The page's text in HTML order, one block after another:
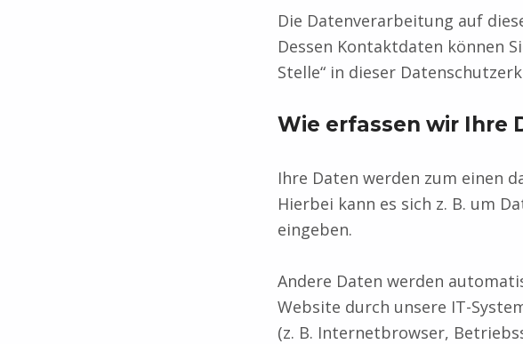
Die Datenverarbeitung auf
Dessen Kontaktdaten können
Stelle“ in dieser
Wie erfassen wir Ihre
Ihre Daten werden zum einen
Hierbei kann es sich z. B. um
eingeben.
Andere Daten werden
Website durch unsere IT-
(z. B. Internetbrowser,